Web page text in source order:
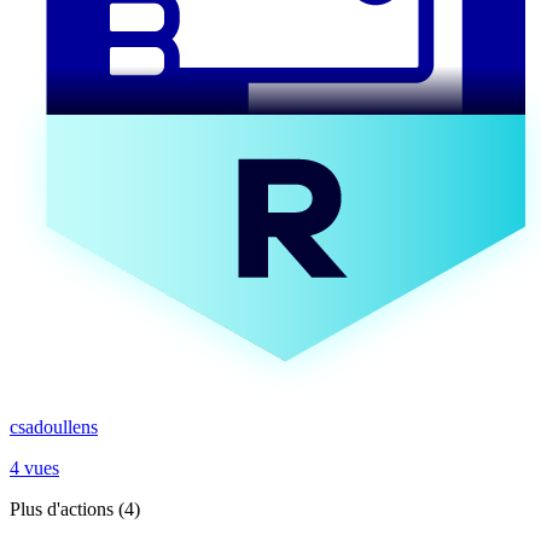
csadoullens
4 vues
Plus d'actions (4)